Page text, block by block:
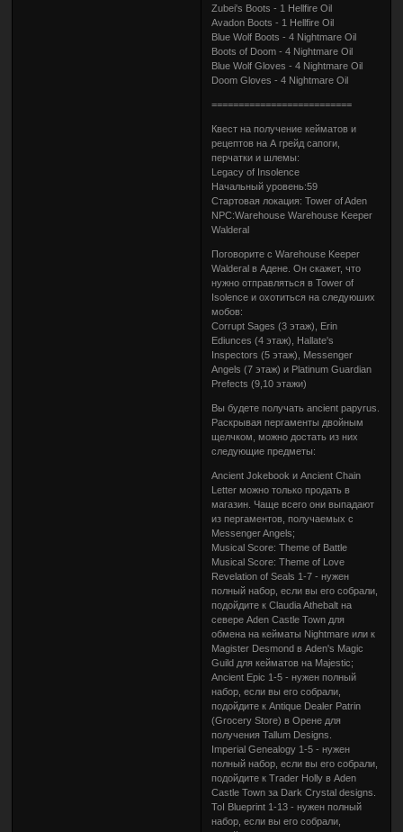
Zubei's Boots - 1 Hellfire Oil
Avadon Boots - 1 Hellfire Oil
Blue Wolf Boots - 4 Nightmare Oil
Boots of Doom - 4 Nightmare Oil
Blue Wolf Gloves - 4 Nightmare Oil
Doom Gloves - 4 Nightmare Oil
==========================
Квест на получение кейматов и
рецептов на А грейд сапоги,
перчатки и шлемы:
Legacy of Insolence
Начальный уровень:59
Стартовая локация: Tower of Aden
NPC:Warehouse Warehouse Keeper
Walderal
Поговорите с Warehouse Keeper
Walderal в Адене. Он скажет, что
нужно отправляться в Tower of
Isolence и охотиться на следуюших
мобов:
Corrupt Sages (3 этаж), Erin
Ediunces (4 этаж), Hallate's
Inspectors (5 этаж), Messenger
Angels (7 этаж) и Platinum Guardian
Prefects (9,10 этажи)
Вы будете получать ancient papyrus.
Раскрывая пергаменты двойным
щелчком, можно достать из них
следующие предметы:
Ancient Jokebook и Ancient Chain
Letter можно только продать в
магазин. Чаще всего они выпадают
из пергаментов, получаемых с
Messenger Angels;
Musical Score: Theme of Battle
Musical Score: Theme of Love
Revelation of Seals 1-7 - нужен
полный набор, если вы его собрали,
подойдите к Claudia Athebalt на
севере Aden Castle Town для
обмена на кейматы Nightmare или к
Magister Desmond в Aden's Magic
Guild для кейматов на Majestic;
Ancient Epic 1-5 - нужен полный
набор, если вы его собрали,
подойдите к Antique Dealer Patrin
(Grocery Store) в Орене для
получения Tallum Designs.
Imperial Genealogy 1-5 - нужен
полный набор, если вы его собрали,
подойдите к Trader Holly в Aden
Castle Town за Dark Crystal designs.
ToI Blueprint 1-13 - нужен полный
набор, если вы его собрали,